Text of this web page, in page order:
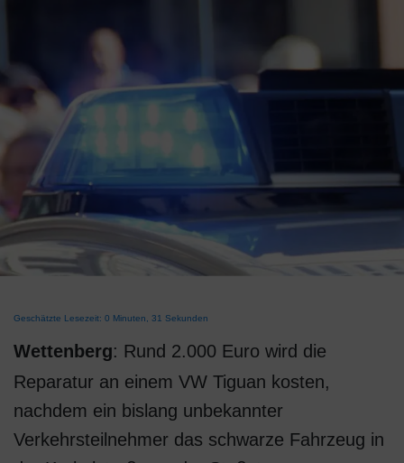
Geschätzte Lesezeit: 0 Minuten, 31 Sekunden
Wettenberg: Rund 2.000 Euro wird die
Reparatur an einem VW Tiguan kosten,
nachdem ein bislang unbekannter
Verkehrsteilnehmer das schwarze Fahrzeug in